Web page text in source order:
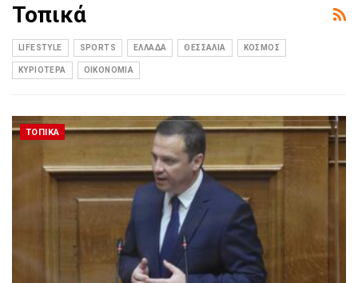
Τοπικά
LIFESTYLE SPORTS ΕΛΛΆΔΑ ΘΕΣΣΑΛΊΑ ΚΌΣΜΟΣ
ΚΥΡΙΌΤΕΡΑ ΟΙΚΟΝΟΜΊΑ
ΤΟΠΙΚΆ